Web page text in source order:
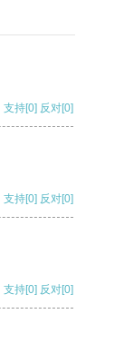
支持[0] 反对[0]
支持[0] 反对[0]
支持[0] 反对[0]